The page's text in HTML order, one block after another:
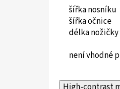
šířka
šířka
délka
není vhodné